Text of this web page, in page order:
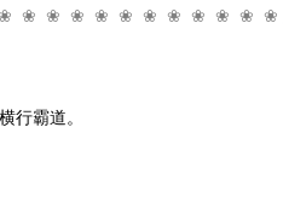
❀ ❀ ❀ ❀ ❀ ❀ ❀ ❀ ❀ ❀ ❀
行霸道。